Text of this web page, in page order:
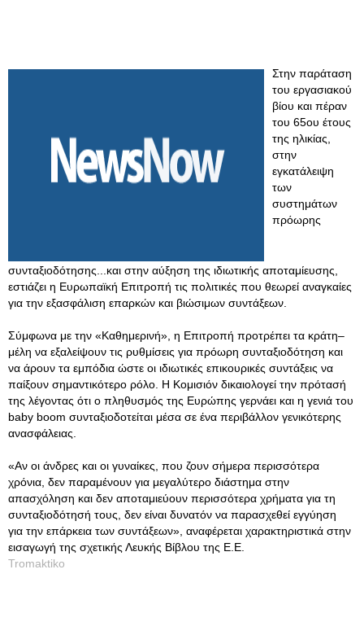
Στην παράταση
του εργασιακού
βίου και πέραν
του 65ου έτους
της ηλικίας,
στην
εγκατάλειψη
των
συστημάτων
πρόωρης
συνταξιοδότησης...και στην αύξηση της ιδιωτικής αποταμίευσης,
εστιάζει η Ευρωπαϊκή Επιτροπή τις πολιτικές που θεωρεί αναγκαίες
για την εξασφάλιση επαρκών και βιώσιμων συντάξεων.
Σύμφωνα με την «Καθημερινή», η Επιτροπή προτρέπει τα κράτη–
μέλη να εξαλείψουν τις ρυθμίσεις για πρόωρη συνταξιοδότηση και
να άρουν τα εμπόδια ώστε οι ιδιωτικές επικουρικές συντάξεις να
παίξουν σημαντικότερο ρόλο. Η Κομισιόν δικαιολογεί την πρότασή
της λέγοντας ότι ο πληθυσμός της Ευρώπης γερνάει και η γενιά του
baby boom συνταξιοδοτείται μέσα σε ένα περιβάλλον γενικότερης
ανασφάλειας.
«Αν οι άνδρες και οι γυναίκες, που ζουν σήμερα περισσότερα
χρόνια, δεν παραμένουν για μεγαλύτερο διάστημα στην
απασχόληση και δεν αποταμιεύουν περισσότερα χρήματα για τη
συνταξιοδότησή τους, δεν είναι δυνατόν να παρασχεθεί εγγύηση
για την επάρκεια των συντάξεων», αναφέρεται χαρακτηριστικά στην
εισαγωγή της σχετικής Λευκής Βίβλου της Ε.Ε.
Tromaktiko